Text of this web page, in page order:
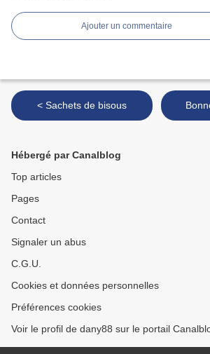
Ajouter un commentaire
< Sachets de bisous
Hébergé par Canalblog
Top articles
Pages
Contact
Signaler un abus
C.G.U.
Cookies et données personnelles
Préférences cookies
Voir le profil de dany88 sur le portail